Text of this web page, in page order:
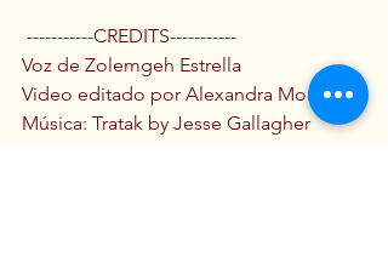
-----------CREDITS-----------
Voz de Zolemgeh Estrella
Video editado por Alexandra Morales
Música: Tratak by Jesse Gallagher